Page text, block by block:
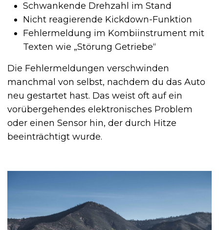
Schwankende Drehzahl im Stand
Nicht reagierende Kickdown-Funktion
Fehlermeldung im Kombiinstrument mit
Texten wie „Störung Getriebe“
Die Fehlermeldungen verschwinden
manchmal von selbst, nachdem du das Auto
neu gestartet hast. Das weist oft auf ein
vorübergehendes elektronisches Problem
oder einen Sensor hin, der durch Hitze
beeinträchtigt wurde.